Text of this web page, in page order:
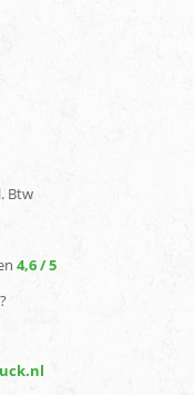
Btw
4,6 / 5